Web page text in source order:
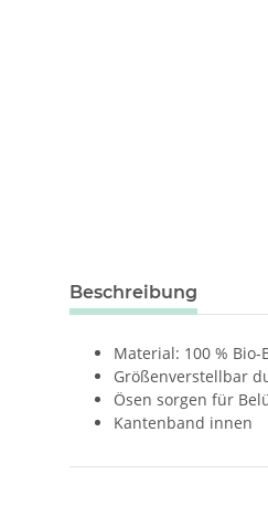
weitere Registerkarten
Beschreibung
Material: 100 % Bio-
Größenverstellbar
Ösen sorgen für
Kantenband innen